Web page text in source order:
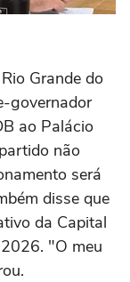
Grande do
governador
ao Palácio
não
será
disse que
da Capital
"O meu